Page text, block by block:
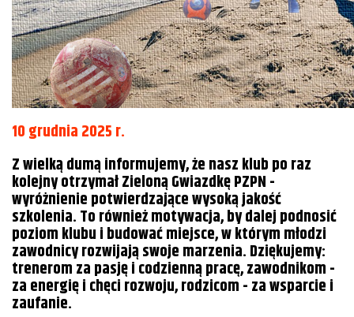
10 grudnia 2025 r.
Z wielką dumą informujemy, że nasz klub po raz
kolejny otrzymał Zieloną Gwiazdkę PZPN -
wyróżnienie potwierdzające wysoką jakość
szkolenia. To również motywacja, by dalej podnosić
poziom klubu i budować miejsce, w którym młodzi
zawodnicy rozwijają swoje marzenia. Dziękujemy:
trenerom za pasję i codzienną pracę, zawodnikom -
za energię i chęci rozwoju, rodzicom - za wsparcie i
zaufanie.